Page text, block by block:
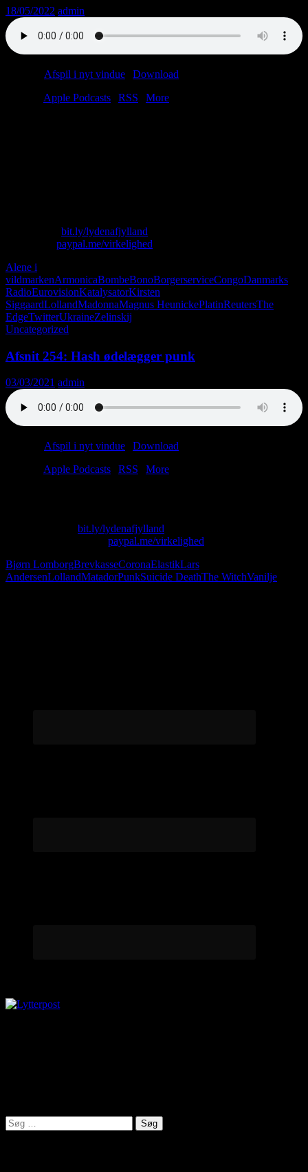
18/05/2022 admin
Afspil i nyt vindue Download
Apple Podcasts RSS
More
bit.ly/lydenafjylland
paypal.me/virkelighed
Alene i
vildmarkenArmonicaBombeBonoBorgerserviceCongoDanmarks
RadioEurovisionKatalysatorKirsten
SiggaardLollandMadonnaMagnus HeunickePlatinReutersThe
EdgeTwitterUkraineZelinskij
Uncategorized
Afsnit 254: Hash ødelægger punk
03/03/2021 admin
Afspil i nyt vindue Download
Apple Podcasts RSS
More
bit.ly/lydenafjylland
paypal.me/virkelighed
Bjørn LomborgBrevkasseCoronaElastikLars
AndersenLollandMatadorPunkSuicide DeathThe WitchVanilje
Søg
efter: